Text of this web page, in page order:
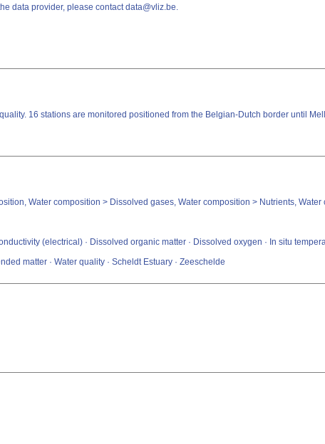
data provider, please contact data@vliz.be.
16 stations are monitored positioned from the Belgian-Dutch border until
Water composition > Dissolved gases, Water composition > Nutrients,
(electrical) · Dissolved organic matter · Dissolved oxygen · In situ
matter · Water quality · Scheldt Estuary · Zeeschelde